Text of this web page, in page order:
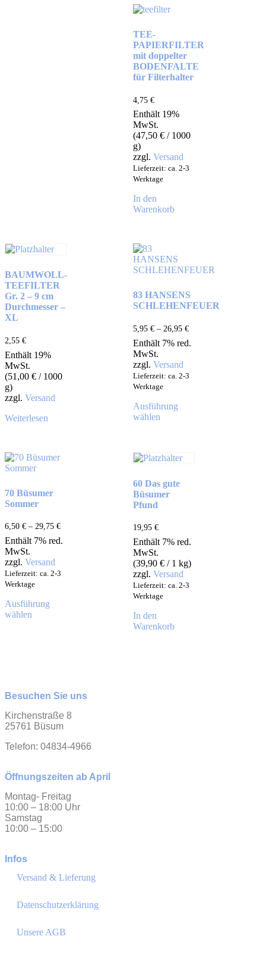
TEE-
PAPIERFILTER
mit doppelter
BODENFALTE
für Filterhalter
4,75 €
Enthält 19%
MwSt.
(47,50 € / 1000
g)
zzgl. Versand
Lieferzeit: ca. 2-3
Werktage
In den
Warenkorb
BAUMWOLL-
TEEFILTER
Gr. 2 – 9 cm
Durchmesser –
XL
2,55 €
Enthält 19%
MwSt.
(51,00 € / 1000
g)
zzgl. Versand
Weiterlesen
83 HANSENS
SCHLEHENFEUER
5,95 € – 26,95 €
Enthält 7% red.
MwSt.
zzgl. Versand
Lieferzeit: ca. 2-3
Werktage
Ausführung
wählen
70 Büsumer
Sommer
6,50 € – 29,75 €
Enthält 7% red.
MwSt.
zzgl. Versand
Lieferzeit: ca. 2-3
Werktage
Ausführung
wählen
60 Das gute
Büsumer
Pfund
19,95 €
Enthält 7% red.
MwSt.
(39,90 € / 1 kg)
zzgl. Versand
Lieferzeit: ca. 2-3
Werktage
In den
Warenkorb
Besuchen Sie uns
Kirchenstraße 8
25761 Büsum
Telefon: 04834-4966
Öffnungszeiten ab April
Montag- Freitag
10:00 – 18:00 Uhr
Samstag
10:00 – 15:00
Infos
Versand & Lieferung
Datenschutzerklärung
Unsere AGB